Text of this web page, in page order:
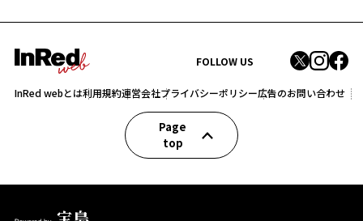
FOLLOW US
InRed webとは利用規約運営会社プライバシーポリシー広告のお問い合わせ
Page
top